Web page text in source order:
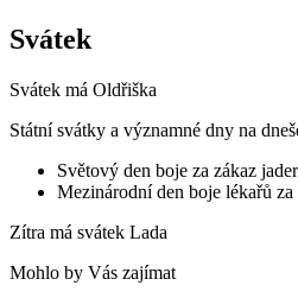
Svátek
Svátek má Oldřiška
Státní svátky a významné dny na
Světový den boje za zákaz
Mezinárodní den boje lékařů
Zítra má svátek Lada
Mohlo by Vás zajímat